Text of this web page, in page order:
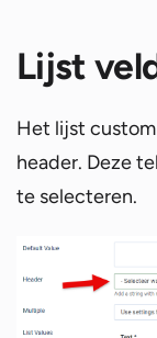
Lijst
Het lijst
header. Deze
te selecteren.